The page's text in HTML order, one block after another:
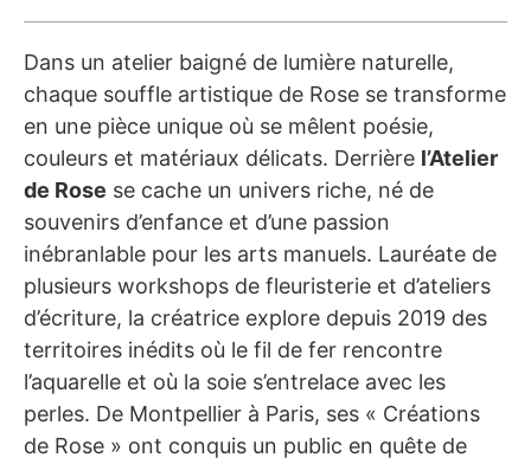
Dans un atelier baigné de lumière naturelle,
chaque souffle artistique de Rose se transforme
en une pièce unique où se mêlent poésie,
couleurs et matériaux délicats. Derrière l’Atelier
de Rose se cache un univers riche, né de
souvenirs d’enfance et d’une passion
inébranlable pour les arts manuels. Lauréate de
plusieurs workshops de fleuristerie et d’ateliers
d’écriture, la créatrice explore depuis 2019 des
territoires inédits où le fil de fer rencontre
l’aquarelle et où la soie s’entrelace avec les
perles. De Montpellier à Paris, ses « Créations
de Rose » ont conquis un public en quête de